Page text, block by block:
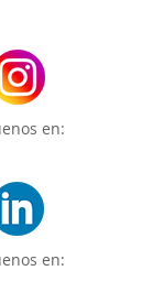
en:
en: